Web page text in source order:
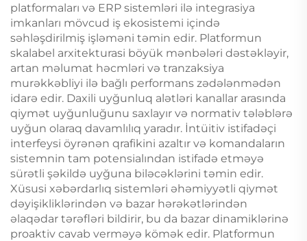
platformaları və ERP sistemləri ilə integrasiya
imkanları mövcud iş ekosistemi içində
səhləşdirilmiş işləməni təmin edir. Platformun
skalabel arxitekturasi böyük mənbələri dəstəkləyir,
artan məlumat həcmləri və tranzaksiya
murəkkəbliyi ilə bağlı performans zədələnmədən
idarə edir. Daxili uyğunluq alətləri kanallar arasında
qiymət uyğunluğunu saxlayır və normativ tələblərə
uyğun olaraq davamlılıq yaradır. İntüitiv istifadəçi
interfeysi öyrənən qrafikini azaltır və komandaların
sistemnin tam potensialından istifadə etməyə
sürətli şəkildə uyğuna biləcəklərini təmin edir.
Xüsusi xəbərdarlıq sistemləri əhəmiyyətli qiymət
dəyişikliklərindən və bazar hərəkətlərindən
əlaqədar tərəfləri bildirir, bu da bazar dinamiklərinə
proaktiv cavab verməyə kömək edir. Platformun